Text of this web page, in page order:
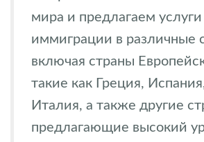
мира и предлагаем
иммиграции в различные
включая страны
такие как Греция,
Италия, а также другие
предлагающие высокий